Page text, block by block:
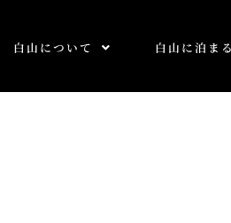
白山について 白山に泊まる